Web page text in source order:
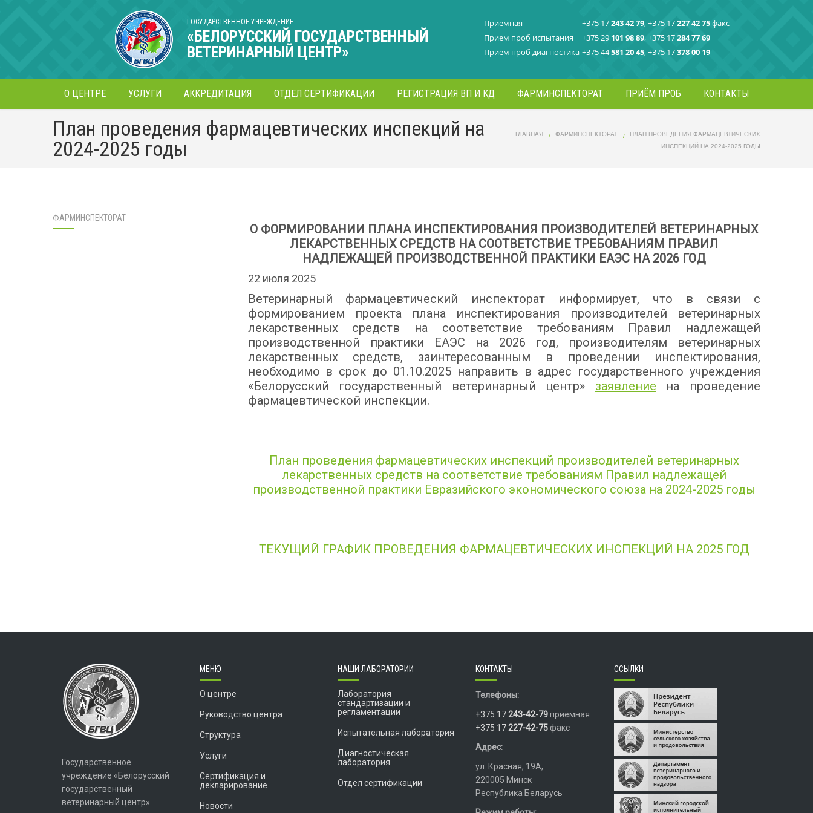
ГОСУДАРСТВЕННОЕ УЧРЕЖДЕНИЕ
«БЕЛОРУССКИЙ ГОСУДАРСТВЕННЫЙ
ВЕТЕРИНАРНЫЙ ЦЕНТР»
Приёмная +375 17243 42 79, +375 17227 42 75факс
Прием проб испытания
+375 29 101 98 89, +375 17284 77 69
Прием проб диагностика +375 44581 20 45, +375 17378 00 19
О ЦЕНТРЕ УСЛУГИ АККРЕДИТАЦИЯ ОТДЕЛ СЕРТИФИКАЦИИ РЕГИСТРАЦИЯ ВП И КД ФАРМИНСПЕКТОРАТ ПРИЁМ ПРОБ КОНТАКТЫ
План проведения фармацевтических инспекций на
2024-2025 годы
ГЛАВНАЯ ФАРМИНСПЕКТОРАТ
ПЛАН ПРОВЕДЕНИЯ ФАРМАЦЕВТИЧЕСКИХ
ИНСПЕКЦИЙ НА 2024-2025 ГОДЫ
ФАРМИНСПЕКТОРАТ
О ФОРМИРОВАНИИ ПЛАНА ИНСПЕКТИРОВАНИЯ ПРОИЗВОДИТЕЛЕЙ ВЕТЕРИНАРНЫХ
ЛЕКАРСТВЕННЫХ СРЕДСТВ НА СООТВЕТСТВИЕ ТРЕБОВАНИЯМ ПРАВИЛ
НАДЛЕЖАЩЕЙ ПРОИЗВОДСТВЕННОЙ ПРАКТИКИ ЕАЭС НА 2026 ГОД
22 июля 2025
Ветеринарный фармацевтический инспекторат информирует, что в связи с
формированием проекта плана инспектирования производителей ветеринарных
лекарственных средств на соответствие требованиям Правил надлежащей
производственной практики ЕАЭС на 2026 год, производителям ветеринарных
лекарственных средств, заинтересованным в проведении инспектирования,
необходимо в срок до 01.10.2025 направить в адрес государственного учреждения
«Белорусский государственный ветеринарный центр» заявление на проведение
фармацевтической инспекции.
План проведения фармацевтических инспекций производителей ветеринарных
лекарственных средств на соответствие требованиям Правил надлежащей
производственной практики Евразийского экономического союза на 2024-2025 годы
ТЕКУЩИЙ ГРАФИК ПРОВЕДЕНИЯ ФАРМАЦЕВТИЧЕСКИХ ИНСПЕКЦИЙ НА 2025 ГОД
Государственное
учреждение «Белорусский
государственный
ветеринарный центр»
МЕНЮ
О центре
Руководство центра
Структура
Услуги
Сертификация и
декларирование
Новости
НАШИ ЛАБОРАТОРИИ
Лаборатория
стандартизации и
регламентации
Испытательная лаборатория
Диагностическая
лаборатория
Отдел сертификации
КОНТАКТЫ
Телефоны:
+375 17243-42-79приёмная
+375 17227-42-75факс
Адрес:
ул. Красная, 19А,
220005 Минск
Республика Беларусь
ССЫЛКИ